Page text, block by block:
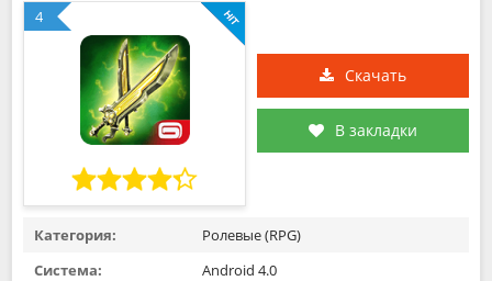
4
Скачать
В закладки
Категория:
Ролевые (RPG)
Система:
Android 4.0